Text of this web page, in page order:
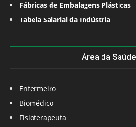
Fábricas de Embalagens Plásticas
Tabela Salarial da Indústria
Área da Saúde
Enfermeiro
Biomédico
Fisioterapeuta